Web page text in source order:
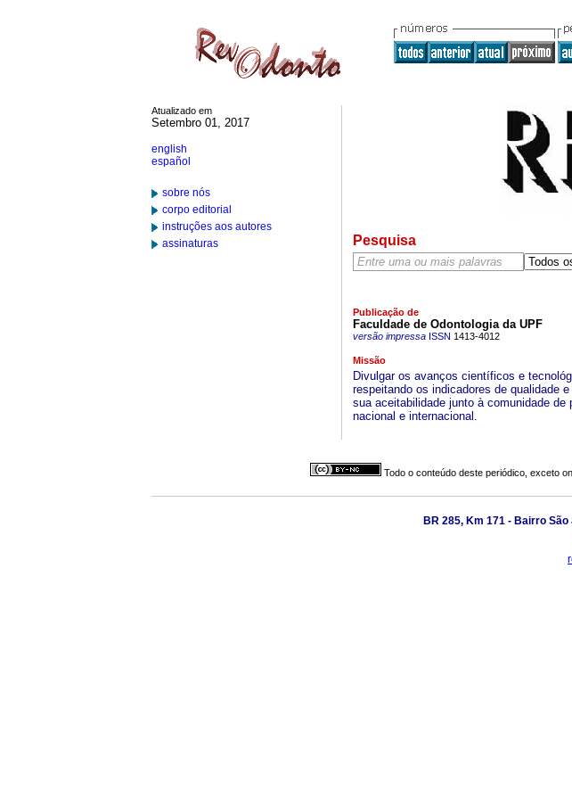
Atualizado em
Setembro 01, 2017
english
español
sobre nós
corpo editorial
instruções aos autores
assinaturas
Pesquisa
Publicação de
Faculdade de Odontologia da UPF
versão impressaISSN 1413-4012
Missão
Divulgar os avanços científicos e
respeitando os indicadores de qualidade
sua aceitabilidade junto à comunidade
nacional e internacional.
Todo o conteúdo deste periódico, exceto
BR 285, Km 171 - Bairro